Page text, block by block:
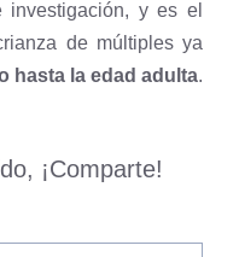
y es el
de múltiples ya
hasta la edad adulta.
¡Comparte!